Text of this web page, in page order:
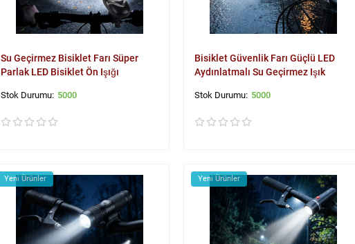
Su Geçirmez Bisiklet Farı Süper
Parlak LED Bisiklet Ön Işığı
5000
Bisiklet Güvenlik Farı Güçlü LED
Aydınlatmalı Su Geçirmez Işık
5000
Yeni Ürünler Yeni Ürünler